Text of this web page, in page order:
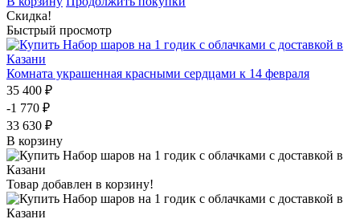
Скидка!
Быстрый просмотр
Комната украшенная красными сердцами к 14 февраля
35 400 ₽
-1 770 ₽
33 630 ₽
В корзину
Товар добавлен в корзину!